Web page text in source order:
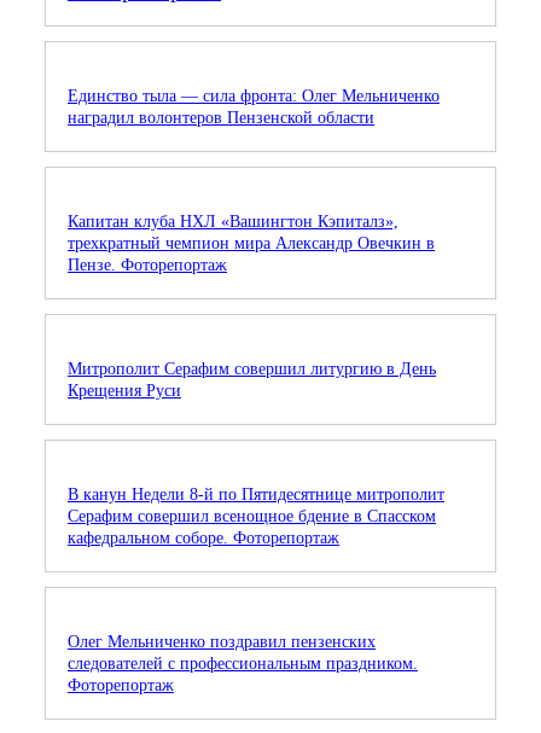
Единство тыла — сила фронта: Олег Мельниченко
наградил волонтеров Пензенской области
Капитан клуба НХЛ «Вашингтон Кэпиталз»,
трехкратный чемпион мира Александр Овечкин в
Пензе. Фоторепортаж
Митрополит Серафим совершил литургию в День
Крещения Руси
В канун Недели 8-й по Пятидесятнице митрополит
Серафим совершил всенощное бдение в Спасском
кафедральном соборе. Фоторепортаж
Олег Мельниченко поздравил пензенских
следователей с профессиональным праздником.
Фоторепортаж